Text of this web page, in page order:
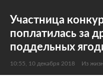
Участница
поплатилась за
поддельных
10:55, 10 декабря 2018 Из